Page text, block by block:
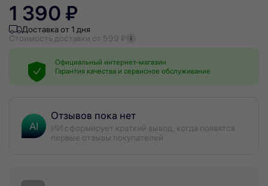
1 390 ₽
Доставка от 1 дня
Стоимость доставки от 599 ₽
Официальный интернет-магазин
Гарантия качества и сервисное обслуживание
AI
Отзывов пока нет
ИИ сформирует краткий вывод, когда появятся
первые отзывы покупателей